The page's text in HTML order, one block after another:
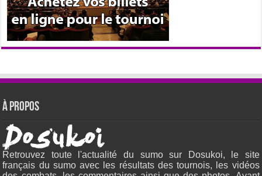
À propos
Retrouvez toute l'actualité du sumo sur Dosukoi, le site
français du sumo avec les résultats des tournois, les vidéos